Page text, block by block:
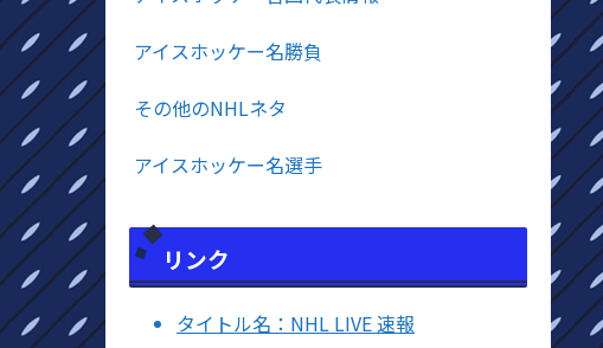
アイスホッケー名勝負
その他のNHLネタ
アイスホッケー名選手
リンク
タイトル名：NHL LIVE 速報